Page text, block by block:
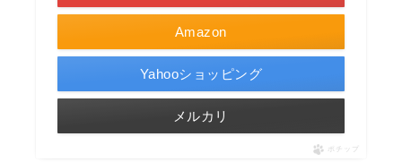
Amazon
Yahooショッピング
メルカリ
ポチップ